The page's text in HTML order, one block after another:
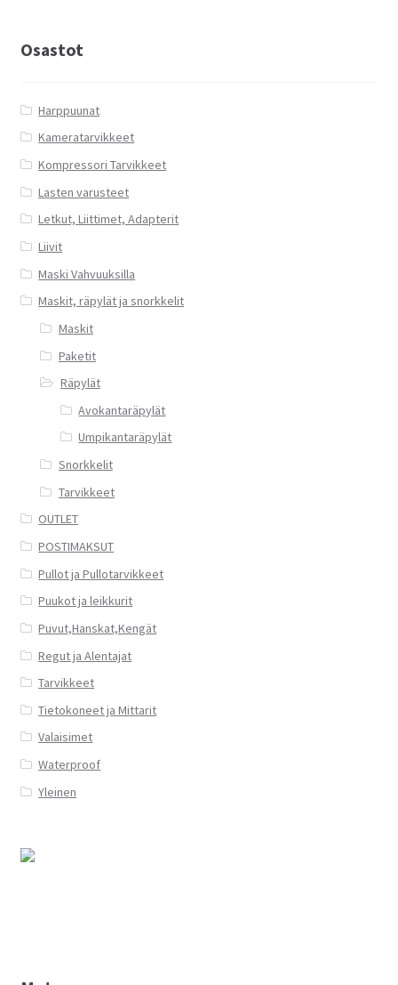
Osastot
Harppuunat
Kameratarvikkeet
Kompressori Tarvikkeet
Lasten varusteet
Letkut, Liittimet, Adapterit
Liivit
Maski Vahvuuksilla
Maskit, räpylät ja snorkkelit
Maskit
Paketit
Räpylät
Avokantaräpylät
Umpikantaräpylät
Snorkkelit
Tarvikkeet
OUTLET
POSTIMAKSUT
Pullot ja Pullotarvikkeet
Puukot ja leikkurit
Puvut,Hanskat,Kengät
Regut ja Alentajat
Tarvikkeet
Tietokoneet ja Mittarit
Valaisimet
Waterproof
Yleinen